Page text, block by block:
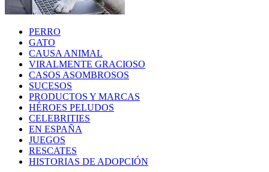
PERRO
GATO
CAUSA ANIMAL
VIRALMENTE GRACIOSO
CASOS ASOMBROSOS
SUCESOS
PRODUCTOS Y MARCAS
HÉROES PELUDOS
CELEBRITIES
EN ESPAÑA
JUEGOS
RESCATES
HISTORIAS DE ADOPCIÓN